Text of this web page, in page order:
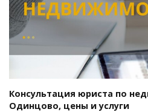
Консультация юриста по
Одинцово, цены и услуги